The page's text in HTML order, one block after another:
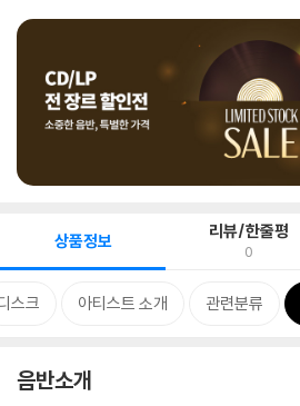
상품정보 리뷰/한줄평
0
스크 아티스트 소개 관련분류
음반소개